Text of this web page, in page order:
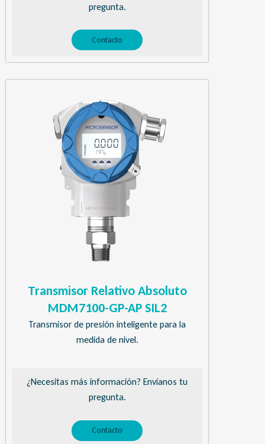
pregunta.
Contacto
Transmisor Relativo Absoluto
MDM7100-GP-AP SIL2
Transmisor de presión inteligente para la
medida de nivel.
¿Necesitas más información? Envíanos tu
pregunta.
Contacto